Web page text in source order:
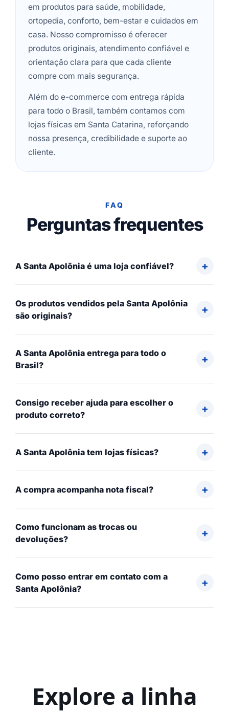
em produtos para saúde, mobilidade,
ortopedia, conforto, bem-estar e cuidados em
casa. Nosso compromisso é oferecer
produtos originais, atendimento confiável e
orientação clara para que cada cliente
compre com mais segurança.
Além do e-commerce com entrega rápida
para todo o Brasil, também contamos com
lojas físicas em Santa Catarina, reforçando
nossa presença, credibilidade e suporte ao
cliente.
FAQ
Perguntas frequentes
A Santa Apolônia é uma loja confiável?
Os produtos vendidos pela Santa Apolônia
são originais?
A Santa Apolônia entrega para todo o
Brasil?
Consigo receber ajuda para escolher o
produto correto?
A Santa Apolônia tem lojas físicas?
A compra acompanha nota fiscal?
Como funcionam as trocas ou
devoluções?
Como posso entrar em contato com a
Santa Apolônia?
Explore a linha